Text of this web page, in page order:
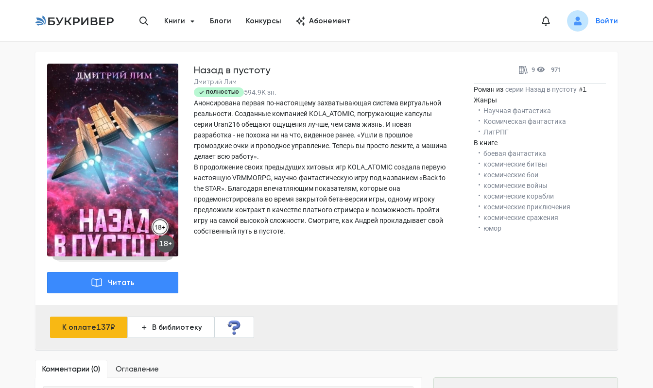
Книги Блоги Конкурсы Абонемент Войти
18+
Читать
Назад в пустоту
Дмитрий Лим
ПОЛНОСТЬЮ 594.9K зн.
Анонсирована первая по-настоящему захватывающая система виртуальной
реальности. Созданные компанией KOLA_ATOMIC, погружающие капсулы
серии Uran216 обещают ощущения лучше, чем сама жизнь. И новая
разработка - не похожа ни на что, виденное ранее. «Ушли в прошлое
громоздкие очки и проводное управление. Теперь вы просто лежите, а машина
делает всю работу».
В продолжение своих предыдущих хитовых игр KOLA_ATOMIC создала первую
настоящую VRMMORPG, научно-фантастическую игру под названием «Back to
the STAR». Благодаря впечатляющим показателям, которые она
продемонстрировала во время закрытой бета-версии игры, одному игроку
предложили контракт в качестве платного стримера и возможность пройти
игру на самой высокой сложности. Смотрите, как Андрей прокладывает свой
собственный путь в пустоте.
9 971
Роман из серии Назад в пустоту #1
Жанры
Научная фантастика
Космическая фантастика
ЛитРПГ
В книге
боевая фантастика
космические битвы
космические бои
космические войны
космические корабли
космические приключения
космические сражения
юмор
К оплате137₽ В библиотеку
Комментарии (0) Оглавление